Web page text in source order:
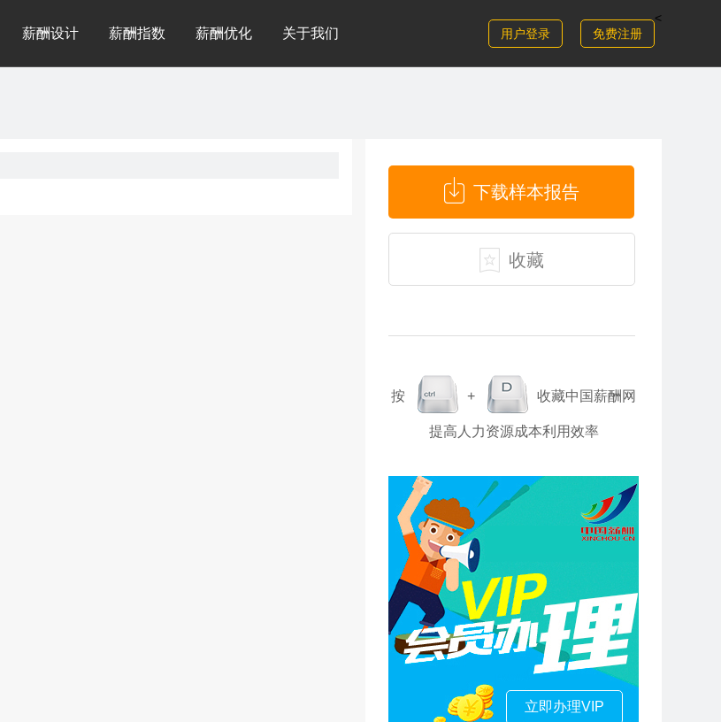
薪酬设计 薪酬指数 薪酬优化 关于我们
<
用户登录
免费注册
下载样本报告
收藏
按 + 收藏中国薪酬网
提高人力资源成本利用效率
立即办理VIP